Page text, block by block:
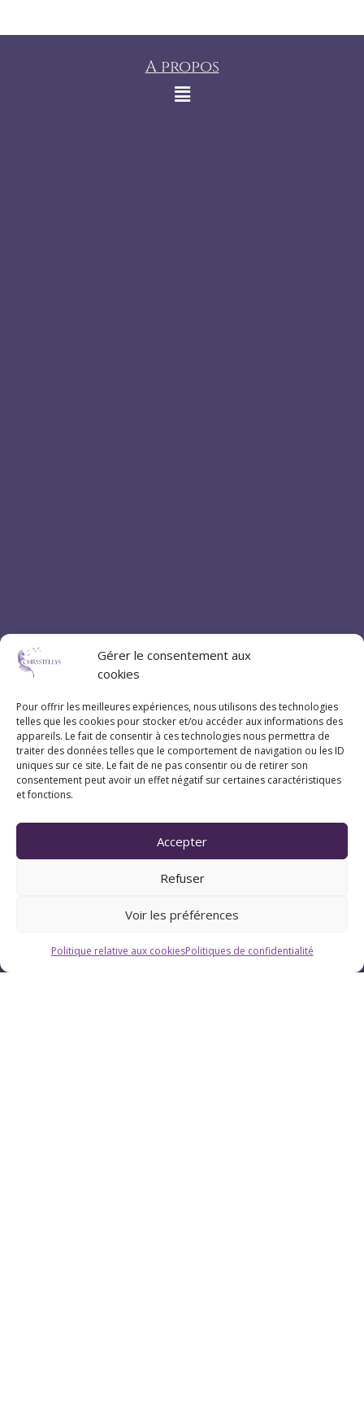
Gérer le consentement aux
cookies
Pour offrir les meilleures expériences, nous utilisons des technologies
telles que les cookies pour stocker et/ou accéder aux informations des
appareils. Le fait de consentir à ces technologies nous permettra de
traiter des données telles que le comportement de navigation ou les ID
uniques sur ce site. Le fait de ne pas consentir ou de retirer son
consentement peut avoir un effet négatif sur certaines caractéristiques
et fonctions.
Accepter
Refuser
Voir les préférences
Politique relative aux cookiesPolitiques de confidentialité
A propos